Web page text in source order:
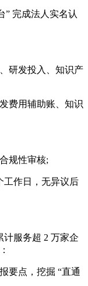
完成法人实名认
研发投入、知识产
费用辅助账、知识
规性审核;​
作日，无异议后
服务超 2 万家企
点，挖掘 “直通